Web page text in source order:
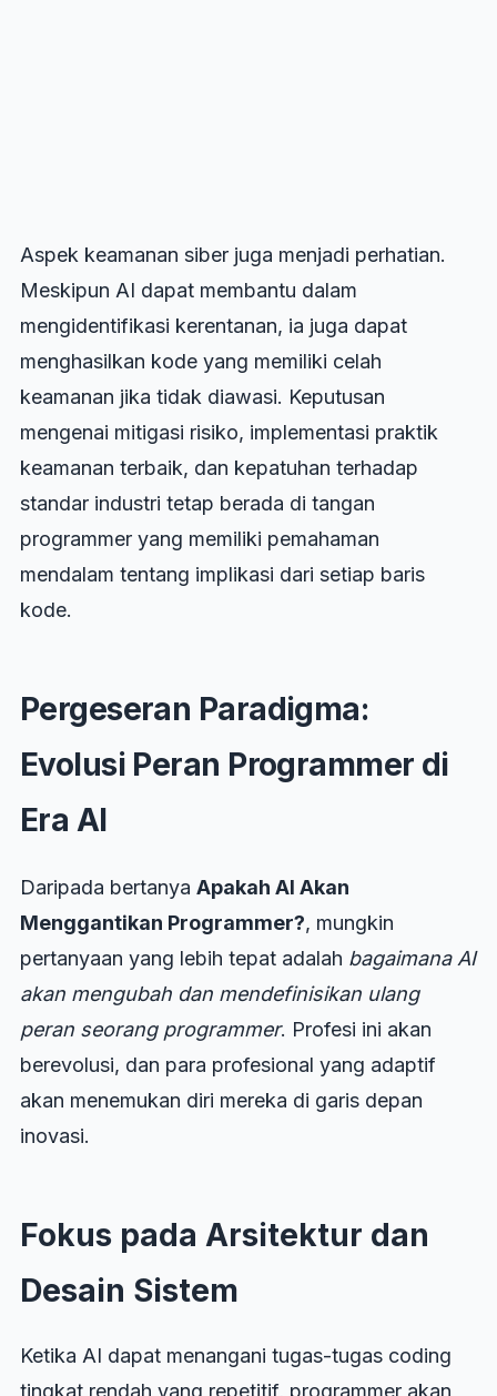
Aspek keamanan siber juga menjadi perhatian.
Meskipun AI dapat membantu dalam
mengidentifikasi kerentanan, ia juga dapat
menghasilkan kode yang memiliki celah
keamanan jika tidak diawasi. Keputusan
mengenai mitigasi risiko, implementasi praktik
keamanan terbaik, dan kepatuhan terhadap
standar industri tetap berada di tangan
programmer yang memiliki pemahaman
mendalam tentang implikasi dari setiap baris
kode.
Pergeseran Paradigma:
Evolusi Peran Programmer di
Era AI
Daripada bertanya Apakah AI Akan
Menggantikan Programmer?, mungkin
pertanyaan yang lebih tepat adalah bagaimana AI
akan mengubah dan mendefinisikan ulang
peran seorang programmer. Profesi ini akan
berevolusi, dan para profesional yang adaptif
akan menemukan diri mereka di garis depan
inovasi.
Fokus pada Arsitektur dan
Desain Sistem
Ketika AI dapat menangani tugas-tugas coding
tingkat rendah yang repetitif, programmer akan